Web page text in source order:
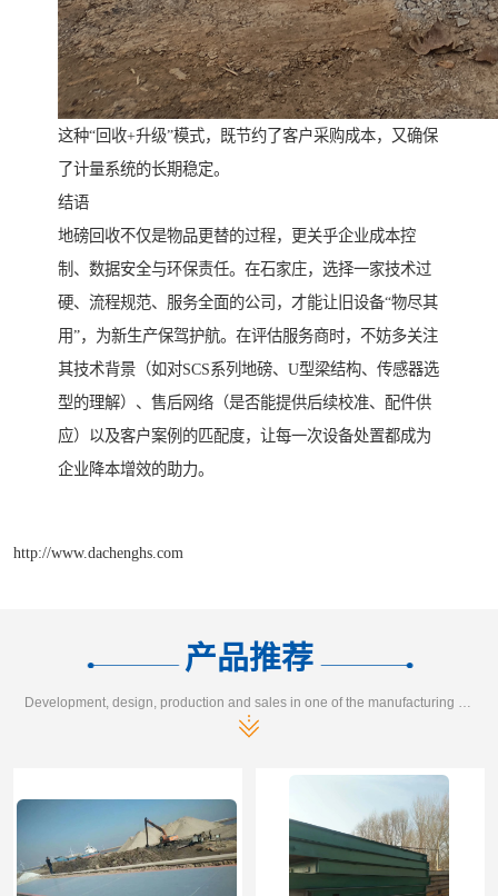
这种“回收+升级”模式，既节约了客户采购成本，又确保
了计量系统的长期稳定。
结语
地磅回收不仅是物品更替的过程，更关乎企业成本控
制、数据安全与环保责任。在石家庄，选择一家技术过
硬、流程规范、服务全面的公司，才能让旧设备“物尽其
用”，为新生产保驾护航。在评估服务商时，不妨多关注
其技术背景（如对SCS系列地磅、U型梁结构、传感器选
型的理解）、售后网络（是否能提供后续校准、配件供
应）以及客户案例的匹配度，让每一次设备处置都成为
企业降本增效的助力。
http://www.dachenghs.com
产品推荐